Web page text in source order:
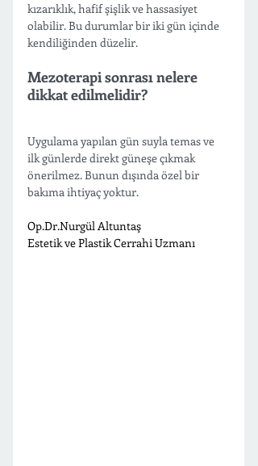
kızarıklık, hafif şişlik ve hassasiyet
olabilir. Bu durumlar bir iki gün içinde
kendiliğinden düzelir.
Mezoterapi sonrası nelere
dikkat edilmelidir?
Uygulama yapılan gün suyla temas ve
ilk günlerde direkt güneşe çıkmak
önerilmez. Bunun dışında özel bir
bakıma ihtiyaç yoktur.
Op.Dr.Nurgül Altuntaş
Estetik ve Plastik Cerrahi Uzmanı